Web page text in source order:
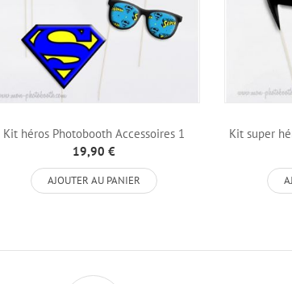
Kit héros Photobooth Accessoires 1
19,90 €
AJOUTER AU PANIER
Kit super